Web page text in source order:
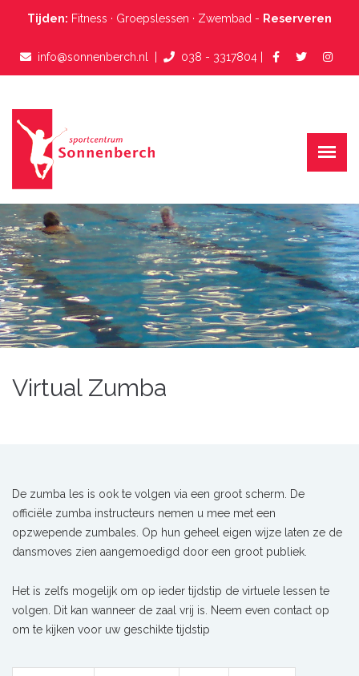
Tijden: Fitness · Groepslessen · Zwembad - Reserveren
info@sonnenberch.nl 038 - 3317804
Virtual Zumba
De zumba les is ook te volgen via een groot scherm. De
officiële zumba instructeurs nemen u mee met een
opzwepende zumbales. Op hun geheel eigen wijze laten ze de
dansmoves zien aangemoedigd door een groot publiek.
Het is zelfs mogelijk om op ieder tijdstip de virtuele lessen te
volgen. Dit kan wanneer de zaal vrij is. Neem even contact op
om te kijken voor uw geschikte tijdstip